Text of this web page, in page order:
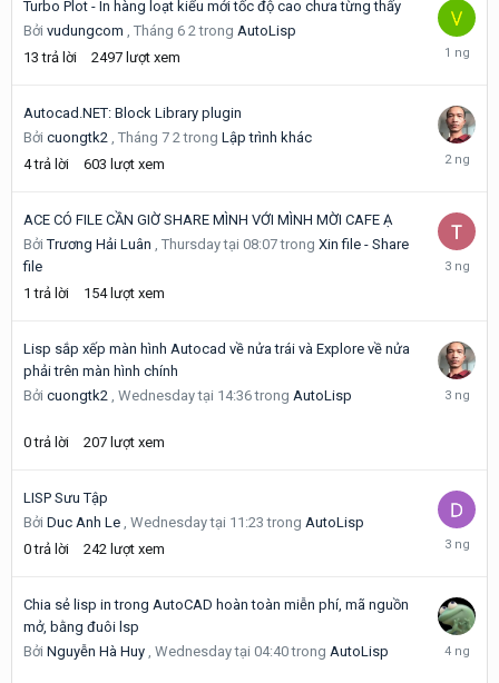
Turbo Plot - In hàng loạt kiểu mới tốc độ cao chưa từng thấy
Bởi vudungcom , Tháng 6 2trong AutoLisp
13 trả lời 2497 lượt xem
Friday
Autocad.NET: Block Library plugin
Bởi cuongtk2 , Tháng 7 2trong Lập trình khác
4 trả lời 603 lượt xem
Friday
ACE CÓ FILE CẦN GIỜ SHARE MÌNH VỚI MÌNH MỜI CAFE Ạ
BởiTrương Hải Luân , Thursday tại 08:07trong Xin file - Share
file
1 trả lời 154 lượt xem
Thursday
Lisp sắp xếp màn hình Autocad về nửa trái và Explore về nửa
phải trên màn hình chính
Bởi cuongtk2 , Wednesday tại 14:36trong AutoLisp
0 trả lời 207 lượt xem
LISP Sưu Tập
Bởi Duc Anh Le , Wednesday tại 11:23trong AutoLisp
0 trả lời 242 lượt xem
Chia sẻ lisp in trong AutoCAD hoàn toàn miễn phí, mã nguồn
mở, bằng đuôi lsp
Bởi Nguyễn Hà Huy , Wednesday tại 04:40trong AutoLisp